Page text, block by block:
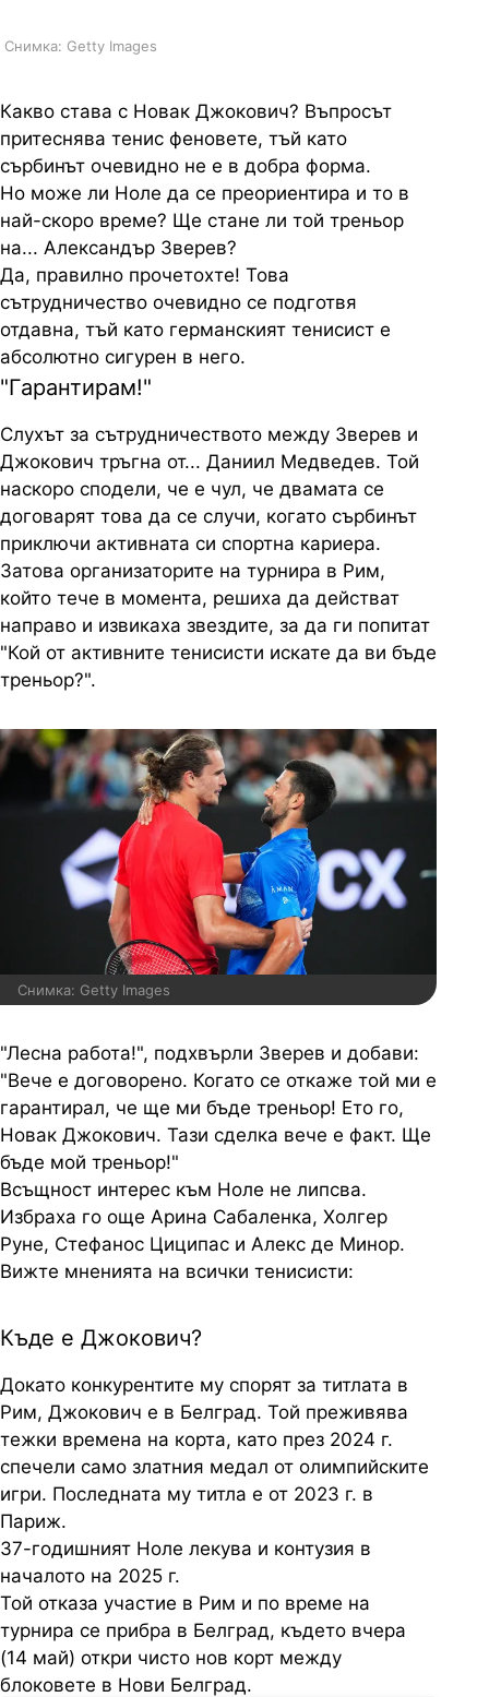
Снимка: Getty Images
Какво става с Новак Джокович? Въпросът
притеснява тенис феновете, тъй като
сърбинът очевидно не е в добра форма.
Но може ли Ноле да се преориентира и то в
най-скоро време? Ще стане ли той треньор
на... Александър Зверев?
Да, правилно прочетохте! Това
сътрудничество очевидно се подготвя
отдавна, тъй като германският тенисист е
абсолютно сигурен в него.
"Гарантирам!"
Слухът за сътрудничеството между Зверев и
Джокович тръгна от... Даниил Медведев. Той
наскоро сподели, че е чул, че двамата се
договарят това да се случи, когато сърбинът
приключи активната си спортна кариера.
Затова организаторите на турнира в Рим,
който тече в момента, решиха да действат
направо и извикаха звездите, за да ги попитат
"Кой от активните тенисисти искате да ви бъде
треньор?".
Снимка: Getty Images
"Лесна работа!", подхвърли Зверев и добави:
"Вече е договорено. Когато се откаже той ми е
гарантирал, че ще ми бъде треньор! Ето го,
Новак Джокович. Тази сделка вече е факт. Ще
бъде мой треньор!"
Всъщност интерес към Ноле не липсва.
Избраха го още Арина Сабаленка, Холгер
Руне, Стефанос Циципас и Алекс де Минор.
Вижте мненията на всички тенисисти:
Къде е Джокович?
Докато конкурентите му спорят за титлата в
Рим, Джокович е в Белград. Той преживява
тежки времена на корта, като през 2024 г.
спечели само златния медал от олимпийските
игри. Последната му титла е от 2023 г. в
Париж.
37-годишният Ноле лекува и контузия в
началото на 2025 г.
Той отказа участие в Рим и по време на
турнира се прибра в Белград, където вчера
(14 май) откри чисто нов корт между
блоковете в Нови Белград.